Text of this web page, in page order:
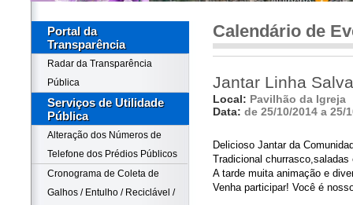
Portal da
Transparência
Radar da Transparência
Pública
Serviços de Utilidade
Pública
Alteração dos Números de
Telefone dos Prédios Públicos
Cronograma de Coleta de
Galhos / Entulho / Reciclável /
Calendário de
Jantar Linha
Local: Pavilhão da Igreja
Data: de 25/10/2014 a 25/
Delicioso Jantar da
Tradicional churrasco,saladas
A tarde muita animação e
Venha participar! Você é